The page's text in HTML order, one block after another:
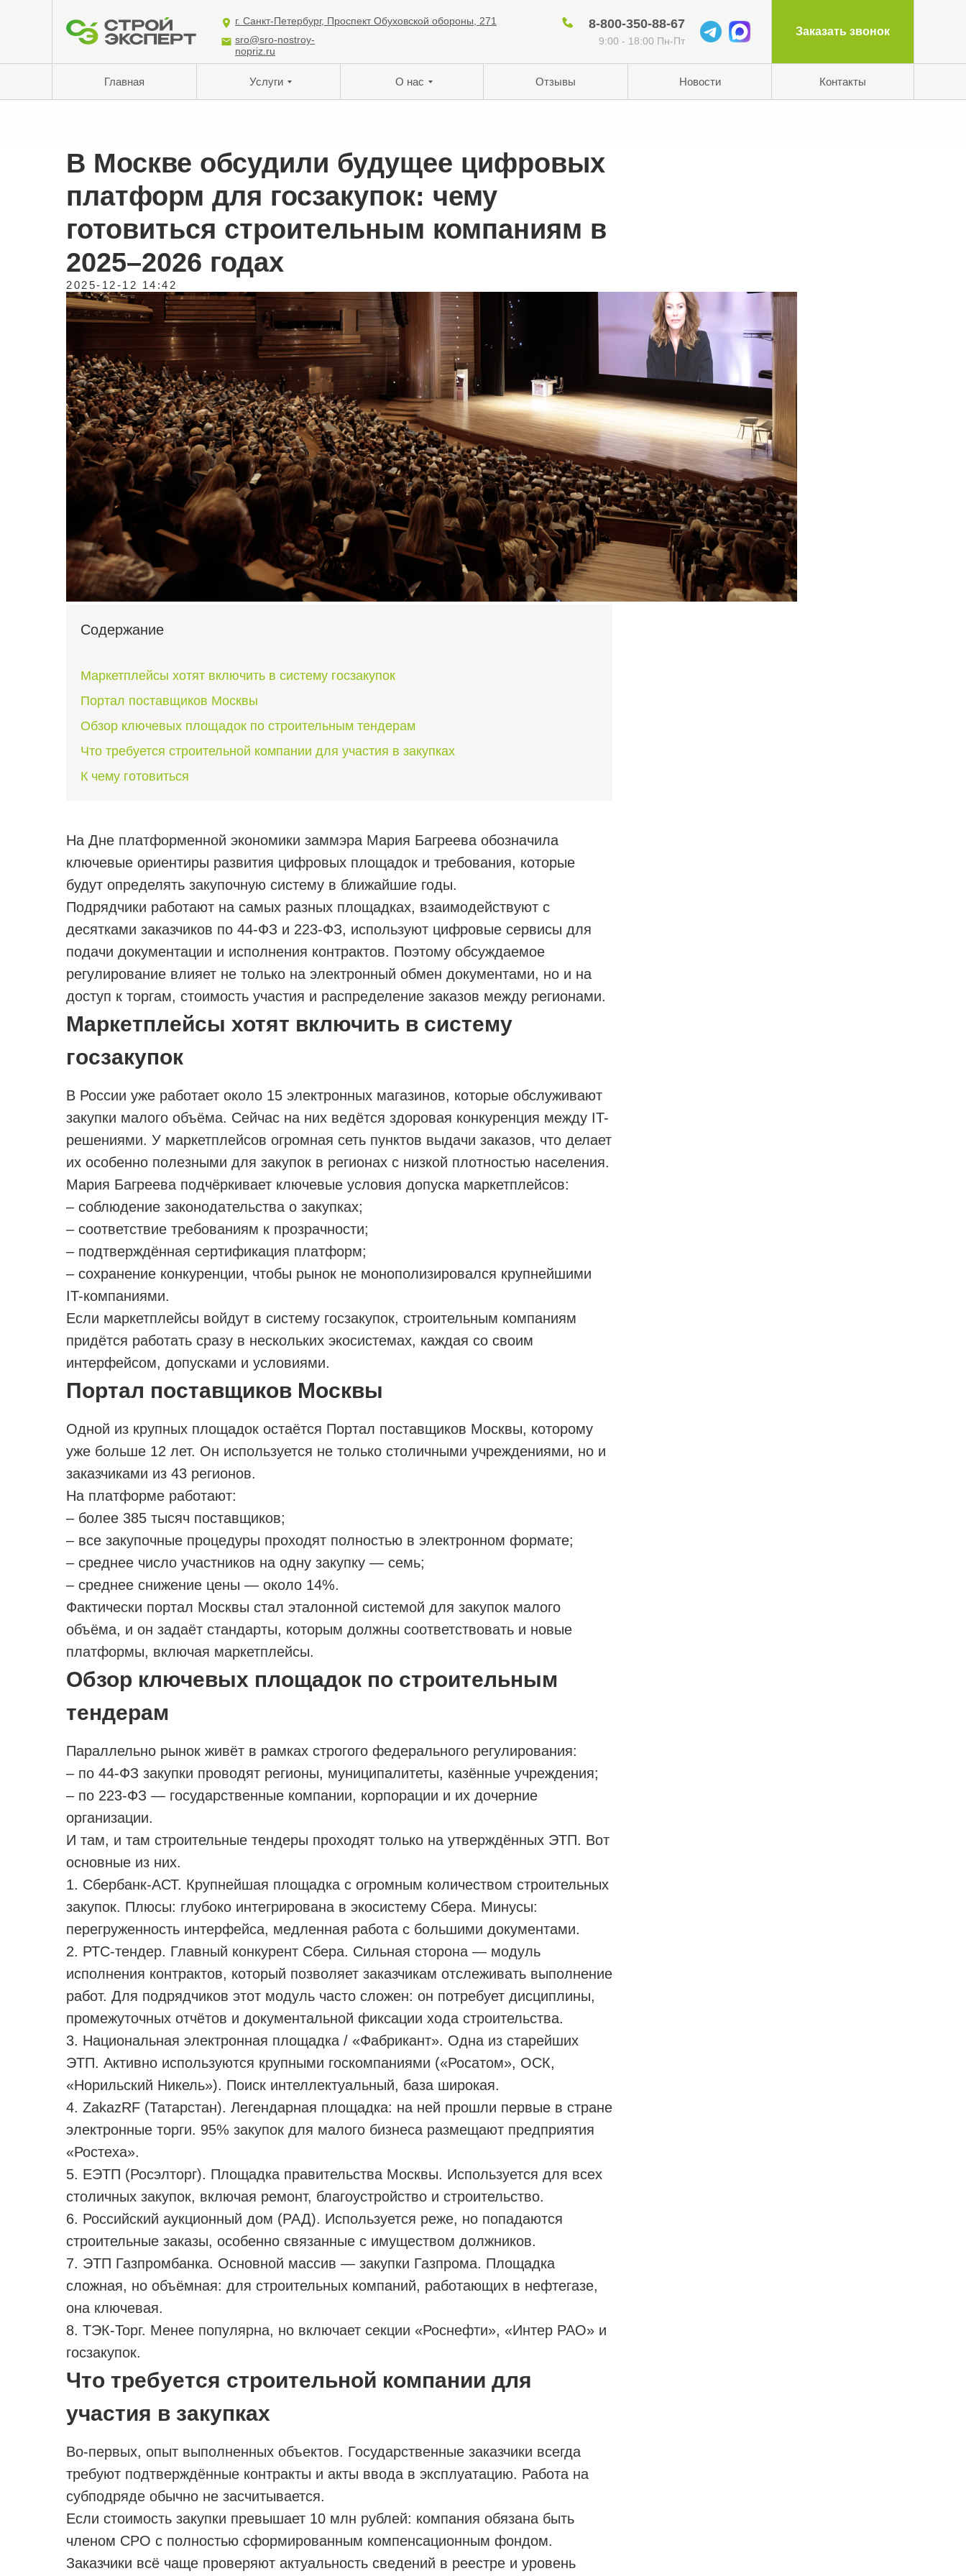
Заказать звонок
Контакты
Новости
Отзывы
О нас
Услуги
Главная
sro@sro-nostroy-
nopriz.ru
г. Санкт-Петербург, Проспект Обуховской обороны, 271
9:00 - 18:00 Пн-Пт
8-800-350-88-67
В Москве обсудили будущее цифровых
платформ для госзакупок: чему
готовиться строительным компаниям в
2025–2026 годах
2025-12-12 14:42
Содержание
Маркетплейсы хотят включить в систему госзакупок
Портал поставщиков Москвы
Обзор ключевых площадок по строительным тендерам
Что требуется строительной компании для участия в закупках
К чему готовиться
На Дне платформенной экономики заммэра Мария Багреева обозначила
ключевые ориентиры развития цифровых площадок и требования, которые
будут определять закупочную систему в ближайшие годы.
Подрядчики работают на самых разных площадках, взаимодействуют с
десятками заказчиков по 44-ФЗ и 223-ФЗ, используют цифровые сервисы для
подачи документации и исполнения контрактов. Поэтому обсуждаемое
регулирование влияет не только на электронный обмен документами, но и на
доступ к торгам, стоимость участия и распределение заказов между регионами.
Маркетплейсы хотят включить в систему
госзакупок
В России уже работает около 15 электронных магазинов, которые обслуживают
закупки малого объёма. Сейчас на них ведётся здоровая конкуренция между IT-
решениями. У маркетплейсов огромная сеть пунктов выдачи заказов, что делает
их особенно полезными для закупок в регионах с низкой плотностью населения.
Мария Багреева подчёркивает ключевые условия допуска маркетплейсов:
– соблюдение законодательства о закупках;
– соответствие требованиям к прозрачности;
– подтверждённая сертификация платформ;
– сохранение конкуренции, чтобы рынок не монополизировался крупнейшими
IT-компаниями.
Если маркетплейсы войдут в систему госзакупок, строительным компаниям
придётся работать сразу в нескольких экосистемах, каждая со своим
интерфейсом, допусками и условиями.
Портал поставщиков Москвы
Одной из крупных площадок остаётся Портал поставщиков Москвы, которому
уже больше 12 лет. Он используется не только столичными учреждениями, но и
заказчиками из 43 регионов.
На платформе работают:
– более 385 тысяч поставщиков;
– все закупочные процедуры проходят полностью в электронном формате;
– среднее число участников на одну закупку — семь;
– среднее снижение цены — около 14%.
Фактически портал Москвы стал эталонной системой для закупок малого
объёма, и он задаёт стандарты, которым должны соответствовать и новые
платформы, включая маркетплейсы.
Обзор ключевых площадок по строительным
тендерам
Параллельно рынок живёт в рамках строгого федерального регулирования:
– по 44-ФЗ закупки проводят регионы, муниципалитеты, казённые учреждения;
– по 223-ФЗ — государственные компании, корпорации и их дочерние
организации.
И там, и там строительные тендеры проходят только на утверждённых ЭТП. Вот
основные из них.
1. Сбербанк-АСТ. Крупнейшая площадка с огромным количеством строительных
закупок. Плюсы: глубоко интегрирована в экосистему Сбера. Минусы:
перегруженность интерфейса, медленная работа с большими документами.
2. РТС-тендер. Главный конкурент Сбера. Сильная сторона — модуль
исполнения контрактов, который позволяет заказчикам отслеживать выполнение
работ. Для подрядчиков этот модуль часто сложен: он потребует дисциплины,
промежуточных отчётов и документальной фиксации хода строительства.
3. Национальная электронная площадка / «Фабрикант». Одна из старейших
ЭТП. Активно используются крупными госкомпаниями («Росатом», ОСК,
«Норильский Никель»). Поиск интеллектуальный, база широкая.
4. ZakazRF (Татарстан). Легендарная площадка: на ней прошли первые в стране
электронные торги. 95% закупок для малого бизнеса размещают предприятия
«Ростеха».
5. ЕЭТП (Росэлторг). Площадка правительства Москвы. Используется для всех
столичных закупок, включая ремонт, благоустройство и строительство.
6. Российский аукционный дом (РАД). Используется реже, но попадаются
строительные заказы, особенно связанные с имуществом должников.
7. ЭТП Газпромбанка. Основной массив — закупки Газпрома. Площадка
сложная, но объёмная: для строительных компаний, работающих в нефтегазе,
она ключевая.
8. ТЭК-Торг. Менее популярна, но включает секции «Роснефти», «Интер РАО» и
госзакупок.
Что требуется строительной компании для
участия в закупках
Во-первых, опыт выполненных объектов. Государственные заказчики всегда
требуют подтверждённые контракты и акты ввода в эксплуатацию. Работа на
субподряде обычно не засчитывается.
Если стоимость закупки превышает 10 млн рублей: компания обязана быть
членом СРО с полностью сформированным компенсационным фондом.
Заказчики всё чаще проверяют актуальность сведений в реестре и уровень